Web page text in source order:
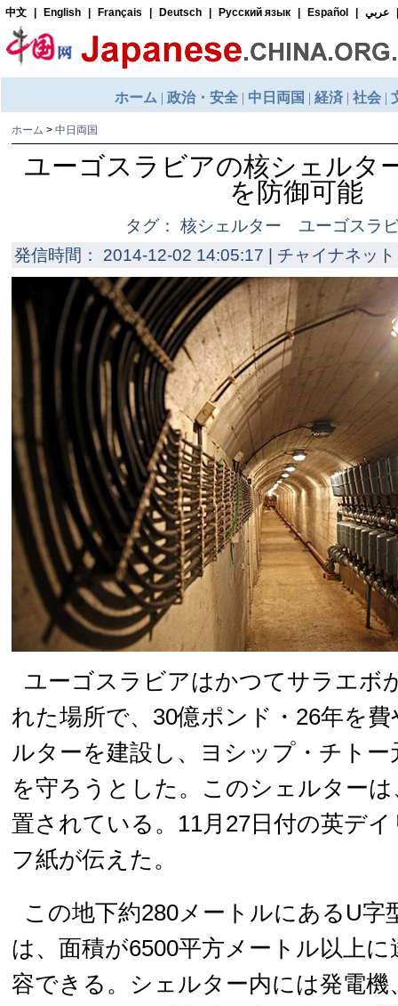
ホーム > 中日両国
ユーゴスラビアの核シェルタ
を防御可能
タグ： 核シェルター ユーゴスラ
発信時間： 2014-12-02 14:05:17 | チャイナネッ
ユーゴスラビアはかつてサラエボ
れた場所で、30億ポンド・26年を
ルターを建設し、ヨシップ・チトー
を守ろうとした。このシェルター
置されている。11月27日付の英デ
フ紙が伝えた。
この地下約280メートルにあるU字
は、面積が6500平方メートル以上
容できる。シェルター内には発電機